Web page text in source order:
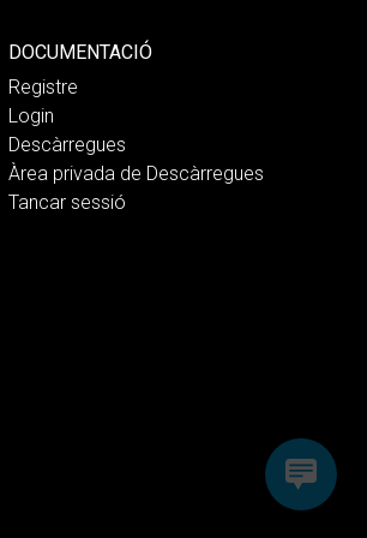
DOCUMENTACIÓ
Registre
Login
Descàrregues
Àrea privada de Descàrregues
Tancar sessió